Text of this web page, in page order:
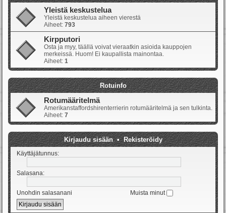
Yleistä keskustelua
Yleistä keskustelua aiheen vierestä
Aiheet: 793
Kirpputori
Osta ja myy, täällä voivat vieraatkin asioida kauppojen
merkeissä. Huom! Ei kaupallista mainontaa.
Aiheet: 1
Rotuinfo
Rotumääritelmä
Amerikanstaffordshirenterrierin rotumääritelmä ja sen tulkinta.
Aiheet: 7
Kirjaudu sisään•Rekisteröidy
Käyttäjätunnus:
Salasana:
Unohdin salasanani Muista minut